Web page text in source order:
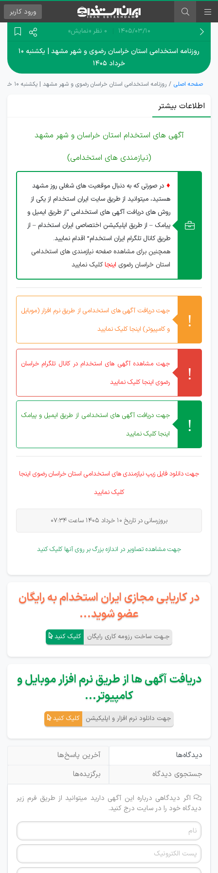
ورود کاربر
۱۴۰۵/۰۳/۱۰ 0 نظر «نمایش»
روزنامه استخدامی استان خراسان رضوی و شهر مشهد | یکشنبه ۱۰
خرداد ۱۴۰۵
صفحه اصلی روزنامه استخدامی استان خراسان رضوی و شهر مشهد | یکشنبه ۱۰ خرداد ۱۴۰۵
اطلاعات بیشتر
آگهی های استخدام استان خراسان و شهر مشهد
(نیازمندی های استخدامی)
♦ در صورتی که به دنبال موقعیت های شغلی روز مشهد
هستید، میتوانید از طریق سایت ایران استخدام از یکی از
روش های دریافت آگهی های استخدامی “از طریق ایمیل و
پیامک – از طریق اپلیکیشن اختصاصی ایران استخدام – از
طریق کانال تلگرام ایران استخدام” اقدام نمایید.
همچنین برای مشاهده صفحه نیازمندی های استخدامی
استان خراسان رضوی اینجاکلیک نمایید
جهت دریافت آگهی های استخدامی از طریق نرم افزار (موبایل
و کامپیوتر) اینجا کلیک نمایید
جهت مشاهده آگهی های استخدام در کانال تلگرام خراسان
رضوی اینجا کلیک نمایید
جهت دریافت آگهی های استخدامی از طریق ایمیل و پیامک
اینجا کلیک نمایید
جهت دانلود فایل زیپ نیازمندی های استخدامی استان خراسان رضوی اینجا
کلیک نمایید
بروزرسانی در تاریخ 10 خرداد 1405 ساعت 07:34
جهت مشاهده تصاویر در اندازه بزرگ بر روی آنها کلیک کنید
در کاریابی مجازی ایران استخدام به رایگان
عضو شوید...
جـهت ساخت رزومه کاری رایگان کلیک کنید
دریافت آگهی ها از طریق نرم افزار موبایل و
کامپیوتر...
جهت دانلود نرم افزار و اپلیکیشن کلیک کنید
دیدگاه‌ها
آخرین پاسخ‌ها
جستجوی دیدگاه
برگزیده‌ها
اگر دیدگاهی درباره این آگهی دارید میتوانید از طریق فرم زیر
دیدگاه خود را در سایت درج کنید.